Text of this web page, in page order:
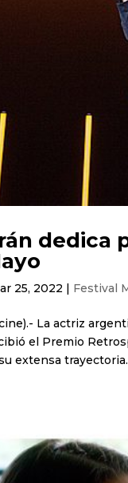
dedica
25, 2022 | Festival
La actriz
el Premio
extensa trayectoria.